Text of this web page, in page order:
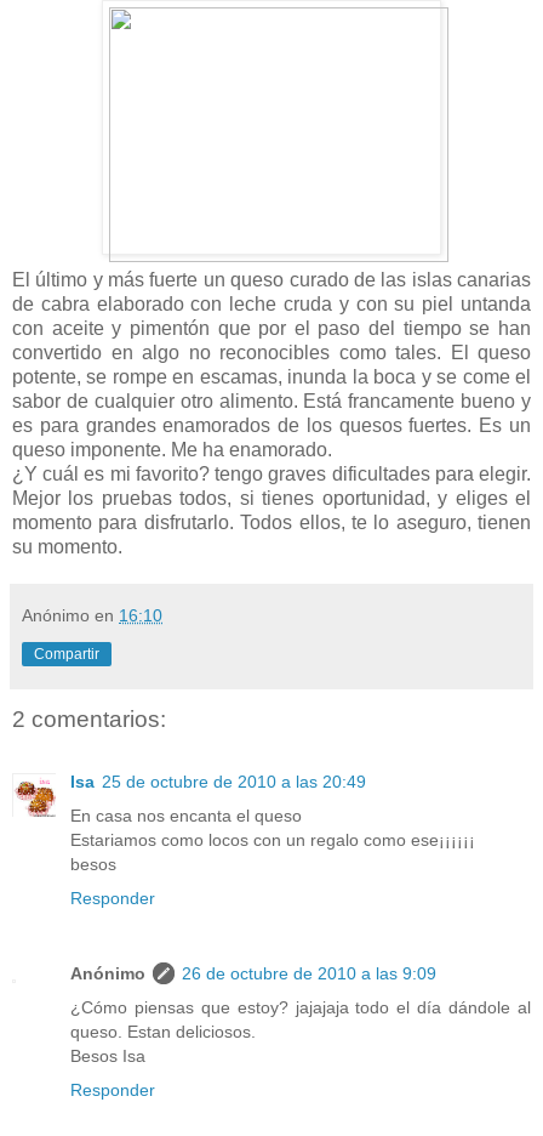
El último y más fuerte un queso curado de las islas canarias
de cabra elaborado con leche cruda y con su piel untanda
con aceite y pimentón que por el paso del tiempo se han
convertido en algo no reconocibles como tales. El queso
potente, se rompe en escamas, inunda la boca y se come el
sabor de cualquier otro alimento. Está francamente bueno y
es para grandes enamorados de los quesos fuertes. Es un
queso imponente. Me ha enamorado.
¿Y cuál es mi favorito? tengo graves dificultades para elegir.
Mejor los pruebas todos, si tienes oportunidad, y eliges el
momento para disfrutarlo. Todos ellos, te lo aseguro, tienen
su momento.
Anónimo en 16:10
Compartir
2 comentarios:
Isa 25 de octubre de 2010 a las 20:49
En casa nos encanta el queso
Estariamos como locos con un regalo como ese¡¡¡¡¡¡
besos
Responder
Anónimo
26 de octubre de 2010 a las 9:09
¿Cómo piensas que estoy? jajajaja todo el día dándole al
queso. Estan deliciosos.
Besos Isa
Responder